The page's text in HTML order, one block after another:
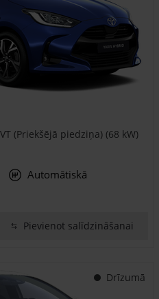
(Priekšējā piedziņa) (68 kW)
Automātiskā
Pievienot salīdzināšanai
Drīzumā